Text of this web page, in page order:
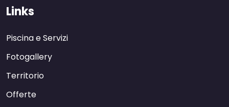
Links
Piscina e Servizi
Fotogallery
Territorio
Offerte